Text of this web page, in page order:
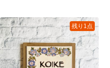
残り1点